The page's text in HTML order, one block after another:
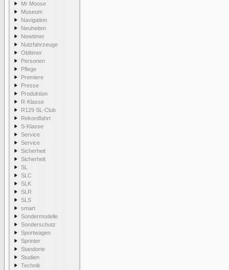
Mr Moose
Museum
Navigation
Neuheiten
Newtimer
Nutzfahrzeuge
Oldtimer
Personen
Pflege
Premiere
Presse
Produktion
R-Klasse
R129 SL-Club
Rekordfahrt
S-Klasse
Service
Service
Sicherheit
Sicherheit
SL
SLC
SLK
SLR
SLS
smart
Sondermodelle
Sonderschutz
Sportwagen
Sprinter
Standorte
Studien
Technik